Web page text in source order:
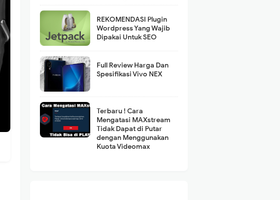
REKOMENDASI Plugin
Wordpress Yang Wajib
Dipakai Untuk SEO
Full Review Harga Dan
Spesifikasi Vivo NEX
Terbaru ! Cara
Mengatasi MAXstream
Tidak Dapat di Putar
dengan Menggunakan
Kuota Videomax